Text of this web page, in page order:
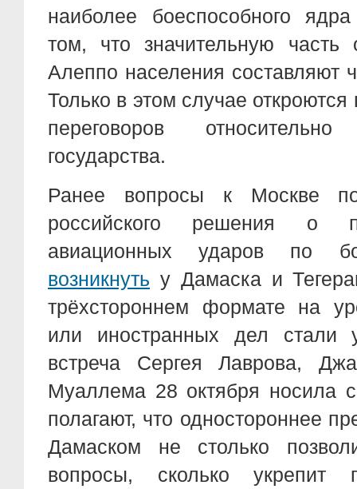
наиболее боеспособного
том, что значительную часть
Алеппо населения составляют
Только в этом случае
переговоров
государства.
Ранее вопросы к Москве
российского решения о
авиационных ударов по
возникнуть у Дамаска и
трёхстороннем формате на
или иностранных дел стали
встреча Сергея Лаврова,
Муаллема 28 октября носила
полагают, что одностороннее
Дамаском не столько
вопросы, сколько